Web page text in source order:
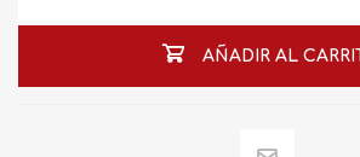
AÑADIR AL